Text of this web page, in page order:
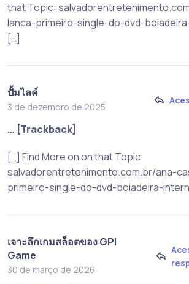
that Topic:
lanca-primeiro-single-do-dvd-
[…]
ปั้มไลค์
3 de dezembro de 2025
… [Trackback]
[…] Find More on on that Topic:
salvadorentretenimento.com.br/ana-
primeiro-single-do-dvd-boiadeira-
เจาะลึกเกมสล็อตของ GPI
Game
30 de março de 2026